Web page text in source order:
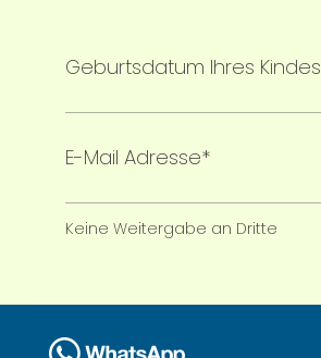
Geburtsdatum Ihres Kindes
E-Mail Adresse*
Keine Weitergabe an Dritte